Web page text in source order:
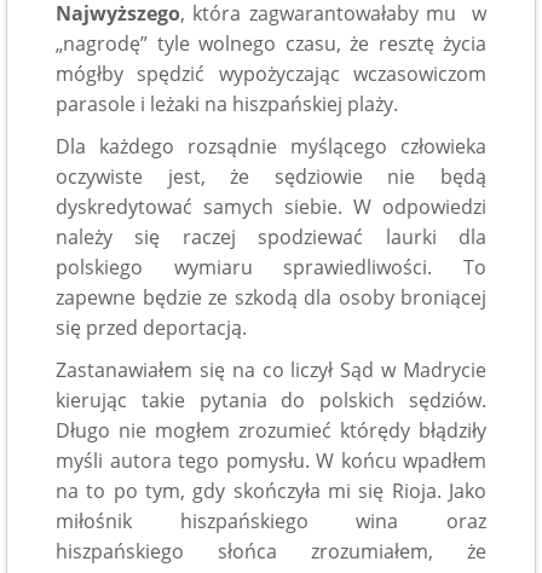
Najwyższego, która zagwarantowałaby mu w
„nagrodę” tyle wolnego czasu, że resztę życia
mógłby spędzić wypożyczając wczasowiczom
parasole i leżaki na hiszpańskiej plaży.
Dla każdego rozsądnie myślącego człowieka
oczywiste jest, że sędziowie nie będą
dyskredytować samych siebie. W odpowiedzi
należy się raczej spodziewać laurki dla
polskiego wymiaru sprawiedliwości. To
zapewne będzie ze szkodą dla osoby broniącej
się przed deportacją.
Zastanawiałem się na co liczył Sąd w Madrycie
kierując takie pytania do polskich sędziów.
Długo nie mogłem zrozumieć którędy błądziły
myśli autora tego pomysłu. W końcu wpadłem
na to po tym, gdy skończyła mi się Rioja. Jako
miłośnik hiszpańskiego wina oraz
hiszpańskiego słońca zrozumiałem, że